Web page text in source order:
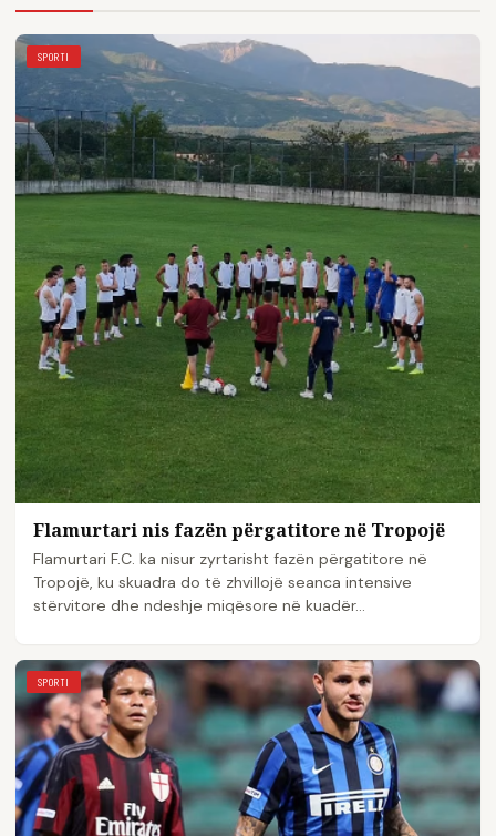
SPORTI
Flamurtari nis fazën përgatitore në Tropojë
Flamurtari F.C. ka nisur zyrtarisht fazën përgatitore në
Tropojë, ku skuadra do të zhvillojë seanca intensive
stërvitore dhe ndeshje miqësore në kuadër…
SPORTI